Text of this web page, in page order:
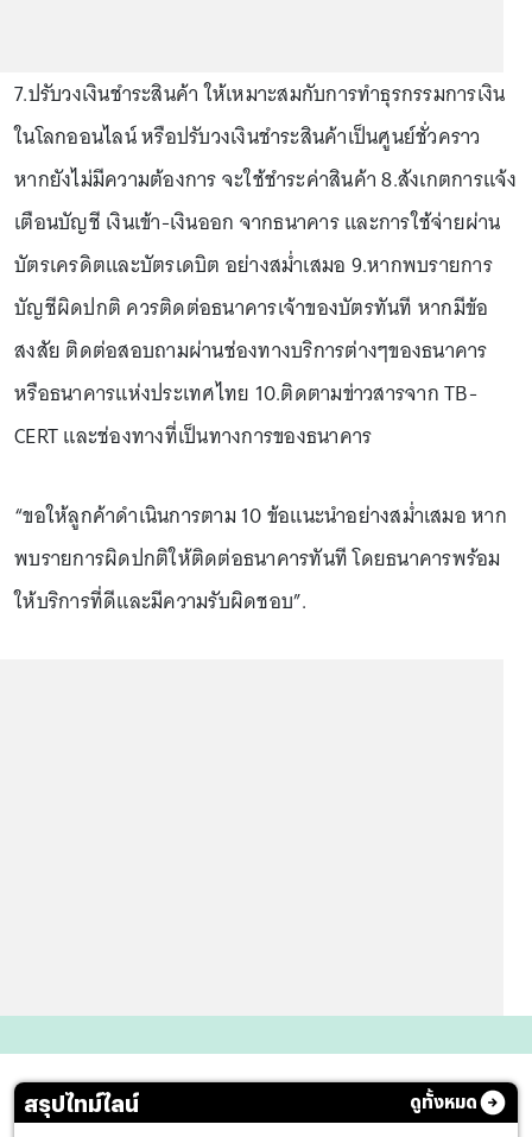
7.ปรับวงเงินชำระสินค้า ให้เหมาะสมกับการทำธุรกรรมการเงิน
ในโลกออนไลน์ หรือปรับวงเงินชำระสินค้าเป็นศูนย์ชั่วคราว
หากยังไม่มีความต้องการ จะใช้ชำระค่าสินค้า 8.สังเกตการแจ้ง
เตือนบัญชี เงินเข้า-เงินออก จากธนาคาร และการใช้จ่ายผ่าน
บัตรเครดิตและบัตรเดบิต อย่างสม่ำเสมอ 9.หากพบรายการ
บัญชีผิดปกติ ควรติดต่อธนาคารเจ้าของบัตรทันที หากมีข้อ
สงสัย ติดต่อสอบถามผ่านช่องทางบริการต่างๆของธนาคาร
หรือธนาคารแห่งประเทศไทย 10.ติดตามข่าวสารจาก TB-
CERT และช่องทางที่เป็นทางการของธนาคาร
“ขอให้ลูกค้าดำเนินการตาม 10 ข้อแนะนำอย่างสม่ำเสมอ หาก
พบรายการผิดปกติให้ติดต่อธนาคารทันที โดยธนาคารพร้อม
ให้บริการที่ดีและมีความรับผิดชอบ”.
สรุปไทม์ไลน์ ดูทั้งหมด